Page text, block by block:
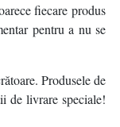
fiecare produs
pentru a nu se
Produsele de
de livrare speciale!